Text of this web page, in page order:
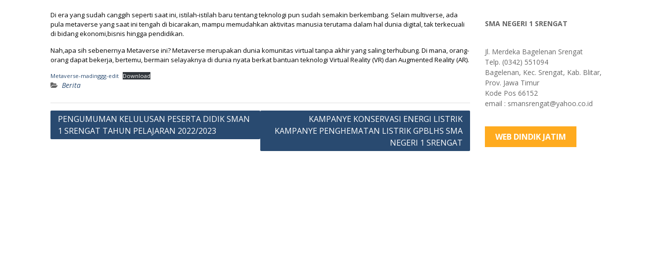
Di era yang sudah canggih seperti saat ini, istilah-istilah baru tentang teknologi pun sudah semakin berkembang. Selain multiverse, ada
pula metaverse yang saat ini tengah di bicarakan, mampu memudahkan aktivitas manusia terutama dalam hal dunia digital, tak terkecuali
di bidang ekonomi,bisnis hingga pendidikan.
Nah,apa sih sebenernya Metaverse ini? Metaverse merupakan dunia komunitas virtual tanpa akhir yang saling terhubung. Di mana, orang-
orang dapat bekerja, bertemu, bermain selayaknya di dunia nyata berkat bantuan teknologi Virtual Reality (VR) dan Augmented Reality (AR).
Metaverse-madinggg-edit Download
Berita
Post
navigation
PENGUMUMAN KELULUSAN PESERTA DIDIK SMAN
1 SRENGAT TAHUN PELAJARAN 2022/2023
KAMPANYE KONSERVASI ENERGI LISTRIK
KAMPANYE PENGHEMATAN LISTRIK GPBLHS SMA
NEGERI 1 SRENGAT
SMA NEGERI 1 SRENGAT
Jl. Merdeka Bagelenan Srengat
Telp. (0342) 551094
Bagelenan, Kec. Srengat, Kab. Blitar,
Prov. Jawa Timur
Kode Pos 66152
email : smansrengat@yahoo.co.id
WEB DINDIK JATIM